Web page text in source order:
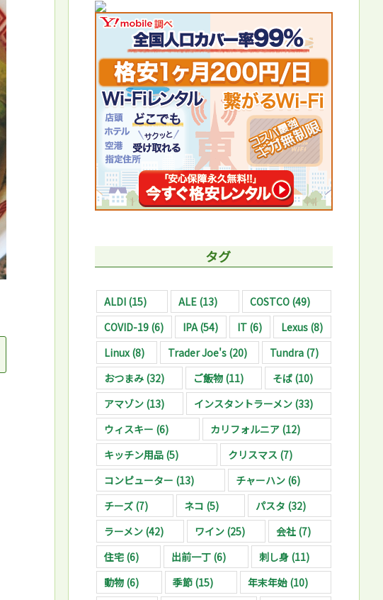
タグ
ALDI (15) ALE (13) COSTCO(49)
COVID-19 (6) IPA(54) IT (6) Lexus (8)
Linux(8) Trader Joe's(20) Tundra (7)
おつまみ (32) ご飯物 (11) そば (10)
アマゾン (13) インスタントラーメン(33)
ウィスキー (6) カリフォルニア (12)
キッチン用品 (5) クリスマス (7)
コンピューター (13) チャーハン (6)
チーズ (7) ネコ (5) パスタ (32)
ラーメン (42) ワイン (25) 会社 (7)
住宅 (6) 出前一丁 (6) 刺し身(11)
動物 (6) 季節 (15) 年末年始(10)